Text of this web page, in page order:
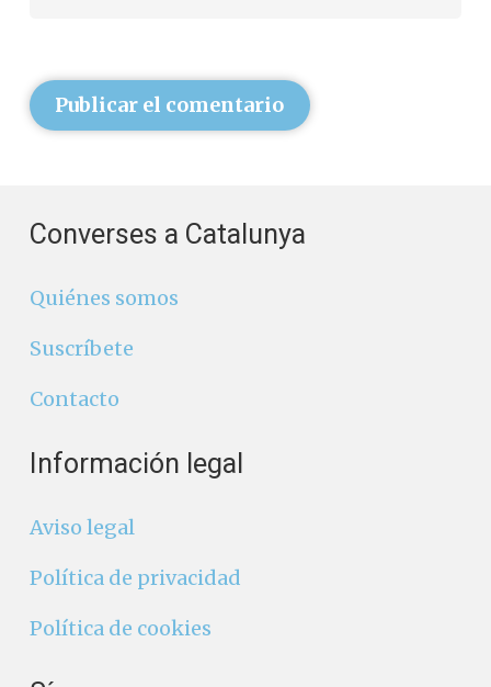
Publicar el comentario
Converses a Catalunya
Quiénes somos
Suscríbete
Contacto
Información legal
Aviso legal
Política de privacidad
Política de cookies